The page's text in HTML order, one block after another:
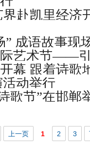
赴凯里经济
” 成语故事现
艺术节——
幕 跟着诗歌
活动举行
歌节”在邯郸
上一页 1 2 3